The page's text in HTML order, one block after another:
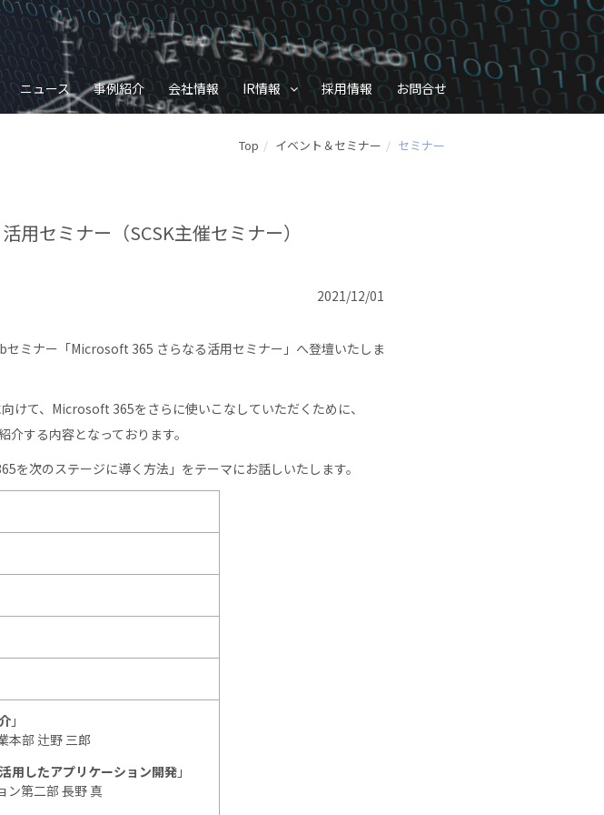
ニュース 事例紹介 会社情報 IR情報 採用情報 お問合せ
Top イベント＆セミナー セミナー
用セミナー（SCSK主催セミナー）
2021/12/01
ミナー「Microsoft 365 さらなる活用セミナー」へ登壇いたしま
て、Microsoft 365をさらに使いこなしていただくために、
する内容となっております。
を次のステージに導く方法」をテーマにお話しいたします。
」
本部 辻野 三郎
用したアプリケーション開発 」
ン第二部 長野 真